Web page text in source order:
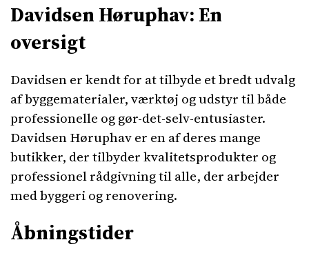
Davidsen Høruphav: En
oversigt
Davidsen er kendt for at tilbyde et bredt udvalg
af byggematerialer, værktøj og udstyr til både
professionelle og gør-det-selv-entusiaster.
Davidsen Høruphav er en af deres mange
butikker, der tilbyder kvalitetsprodukter og
professionel rådgivning til alle, der arbejder
med byggeri og renovering.
Åbningstider